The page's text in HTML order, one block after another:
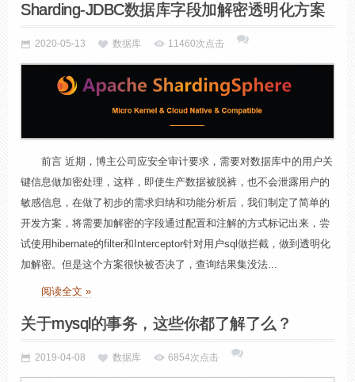
Sharding-JDBC数据库字段加解密透明化方案
2020-05-13 数据库 11460次点击
前言 近期，博主公司应安全审计要求，需要对数据库中的用户关
键信息做加密处理，这样，即使生产数据被脱裤，也不会泄露用户的
敏感信息，在做了初步的需求归纳和功能分析后，我们制定了简单的
开发方案，将需要加解密的字段通过配置和注解的方式标记出来，尝
试使用hibernate的filter和Interceptor针对用户sql做拦截，做到透明化
加解密。但是这个方案很快被否决了，查询结果集没法...
阅读全文 »
关于mysql的事务，这些你都了解了么？
2019-04-08 数据库 6854次点击